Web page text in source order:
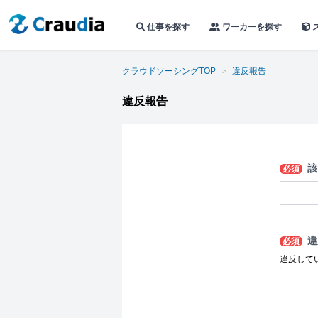
仕事を探す ワーカーを探す
クラウドソーシングTOP 違反報告
違反報告
必須
必須
違反して